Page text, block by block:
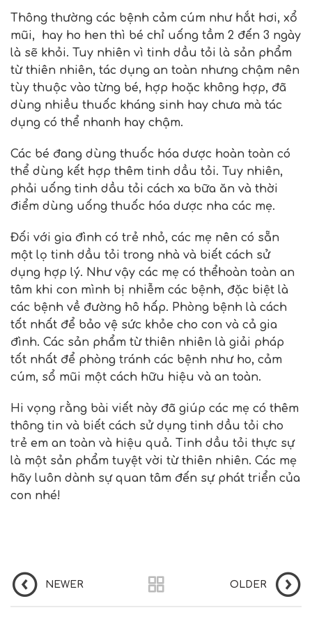
Thông thường các bệnh cảm cúm như hắt hơi, xổ
mũi, hay ho hen thì bé chỉ uống tầm 2 đến 3 ngày
là sẽ khỏi. Tuy nhiên vì tinh dầu tỏi là sản phẩm
từ thiên nhiên, tác dụng an toàn nhưng chậm nên
tùy thuộc vào từng bé, hợp hoặc không hợp, đã
dùng nhiều thuốc kháng sinh hay chưa mà tác
dụng có thể nhanh hay chậm.
Các bé đang dùng thuốc hóa dược hoàn toàn có
thể dùng kết hợp thêm tinh dầu tỏi. Tuy nhiên,
phải uống tinh dầu tỏi cách xa bữa ăn và thời
điểm dùng uống thuốc hóa dược nha các mẹ.
Đối với gia đình có trẻ nhỏ, các mẹ nên có sẵn
một lọ tinh dầu tỏi trong nhà và biết cách sử
dụng hợp lý. Như vậy các mẹ có thểhoàn toàn an
tâm khi con mình bị nhiễm các bệnh, đặc biệt là
các bệnh về đường hô hấp. Phòng bệnh là cách
tốt nhất để bảo vệ sức khỏe cho con và cả gia
đình. Các sản phẩm từ thiên nhiên là giải pháp
tốt nhất để phòng tránh các bệnh như ho, cảm
cúm, sổ mũi một cách hữu hiệu và an toàn.
Hi vọng rằng bài viết này đã giúp các mẹ có thêm
thông tin và biết cách sử dụng tinh dầu tỏi cho
trẻ em an toàn và hiệu quả. Tinh dầu tỏi thực sự
là một sản phẩm tuyệt vời từ thiên nhiên. Các mẹ
hãy luôn dành sự quan tâm đến sự phát triển của
con nhé!
NEWER OLDER